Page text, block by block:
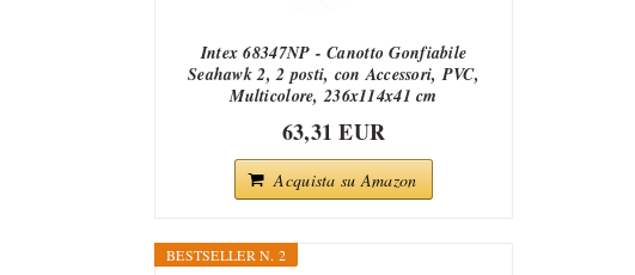
Intex 68347NP - Canotto Gonfiabile
Seahawk 2, 2 posti, con Accessori, PVC,
Multicolore, 236x114x41 cm
63,31 EUR
Acquista su Amazon
BESTSELLER N. 2